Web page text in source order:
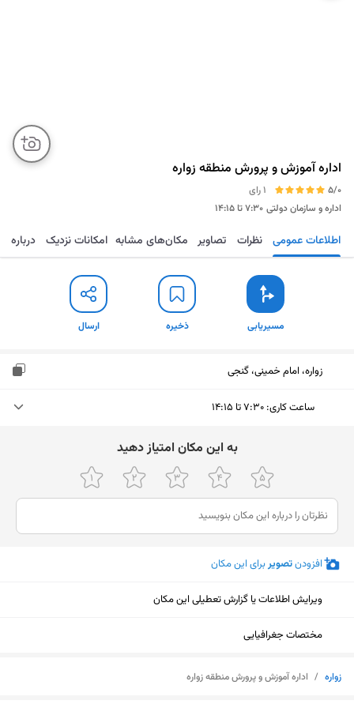
اداره آموزش و پرورش منطقه زواره
5/0
1 رای
اداره و سازمان دولتی ۷:۳۰ تا ۱۴:۱۵
مسیریابی ذخیره ارسال اطلاعات عمومی نظرات تصاویر مکان‌های مشابه امکانات نزدیک درباره
مسیریابی ذخیره ارسال
زواره، امام خمینی، گنجی
ساعت کاری: ۷:۳۰ تا ۱۴:۱۵
سه‌شنبه
۷:۳۰ تا ۱۴:۱۵
چهارشنبه
۷:۳۰ تا ۱۴:۱۵
پنجشنبه
جمعه
شنبه
ﺑﻪ اﯾﻦ ﻣﮑﺎن اﻣﺘﯿﺎز دﻫﯿﺪ
افزودنتصویربرای این مکان
ویرایش اطلاعات یا گزارش تعطیلی این مکان
مختصات جغرافیایی
زواره / اداره آموزش و پرورش منطقه زواره